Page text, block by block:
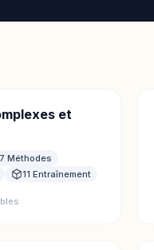
et
7 Méthodes
11 Entraînement